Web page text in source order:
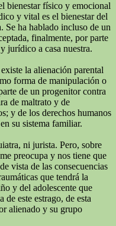
bienestar físico y emocional
y vital es el bienestar del
Se ha hablado incluso de un
finalmente, por parte
jurídico a casa nuestra.
la alienación parental
forma de manipulación o
de un progenitor contra
de maltrato y de
y de los derechos humanos
su sistema familiar.
ni jurista. Pero, sobre
preocupa y nos tiene que
vista de las consecuencias
que tendrá la
y del adolescente que
este estrago, de esta
alienado y su grupo